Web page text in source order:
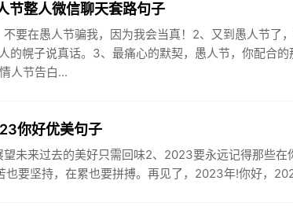
节整人微信聊天套路句子
不要在愚人节骗我，因为我会当真！2、又到愚人节了
的幌子说真话。3、最痛心的默契，愚人节，你配合的
人节告白...
你好优美句子
望未来过去的美好只需回味2、2023要永远记得那些
也要坚持，在累也要拼搏。再见了，2023年!你好，